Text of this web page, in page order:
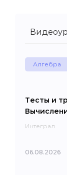
Алгебра
Тесты и
Интеграл
06.08.2026